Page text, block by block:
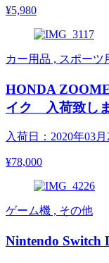
¥5,980
カー用品 , スポーツ
HONDA
イク 入荷致し
入荷日：2020年03月
¥78,000
ゲーム機 , その他
Nintendo Switch